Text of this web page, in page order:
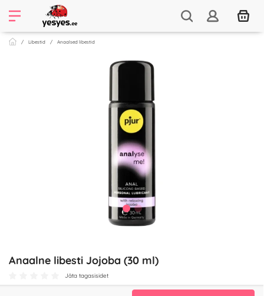
Libestid Anaalsed libestid
Anaalne libesti Jojoba (30 ml)
Jäta tagasisidet